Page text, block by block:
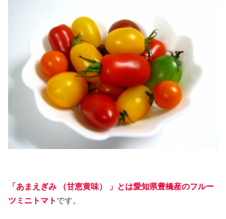
「あまえぎみ （甘恵黄味） 」とは愛知県豊橋産のフルー
ツミニトマト です。